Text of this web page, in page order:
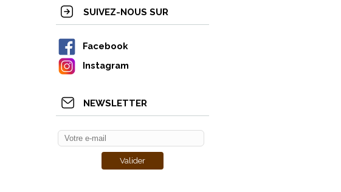
SUIVEZ-NOUS SUR
Facebook
Instagram
NEWSLETTER